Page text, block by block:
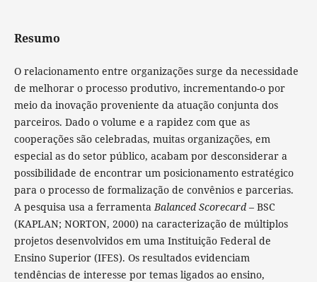
Resumo
O relacionamento entre organizações surge da necessidade
de melhorar o processo produtivo, incrementando-o por
meio da inovação proveniente da atuação conjunta dos
parceiros. Dado o volume e a rapidez com que as
cooperações são celebradas, muitas organizações, em
especial as do setor público, acabam por desconsiderar a
possibilidade de encontrar um posicionamento estratégico
para o processo de formalização de convênios e parcerias.
A pesquisa usa a ferramentaBalanced Scorecard – BSC
(KAPLAN; NORTON, 2000) na caracterização de múltiplos
projetos desenvolvidos em uma Instituição Federal de
Ensino Superior (IFES). Os resultados evidenciam
tendências de interesse por temas ligados ao ensino,